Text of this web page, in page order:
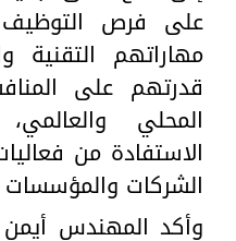
على فرص التوظيف
مهاراتهم التقنية
قدرتهم على
المحلي
الاستفادة من
الشركات والمؤسسات
وأكد المهندس